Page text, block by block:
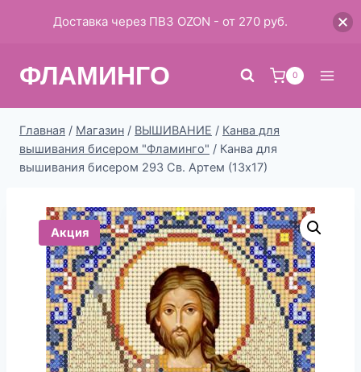
ФЛАМИНГО 0
Главная / Магазин / ВЫШИВАНИЕ / Канва для
вышивания бисером "Фламинго" / Канва для
вышивания бисером 293 Св. Артем (13х17)
Акция
Доставка через ПВЗ OZON - от 270 руб.